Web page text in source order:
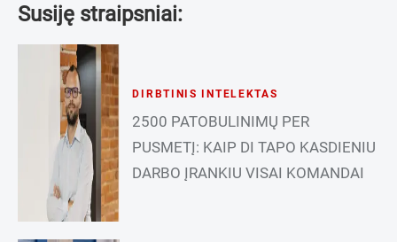
Susiję straipsniai:
DIRBTINIS INTELEKTAS
2500 PATOBULINIMŲ PER
PUSMETĮ: KAIP DI TAPO KASDIENIU
DARBO ĮRANKIU VISAI KOMANDAI